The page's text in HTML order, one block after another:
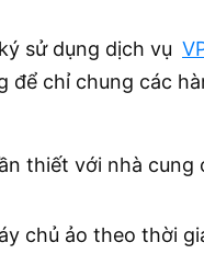
sử dụng dịch vụ
chỉ chung các
thiết với nhà cung
chủ ảo theo thời